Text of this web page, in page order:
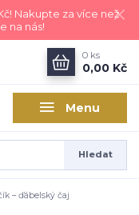
Nakupte za více než
na nás!
Menu
Hledat
0 ks
0,00 Kč
– ďábelský čaj